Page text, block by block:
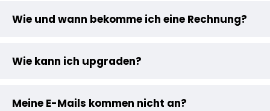
Wie und wann bekomme ich eine Rechnung?
Wie kann ich upgraden?
Meine E-Mails kommen nicht an?